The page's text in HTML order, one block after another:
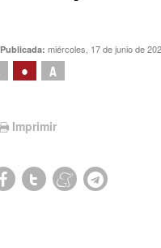
Publicada:miércoles, 17 de junio de
• A
Imprimir